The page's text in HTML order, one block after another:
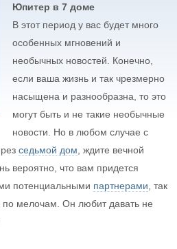
Юпитер в 7 доме
В этот период у вас будет много
особенных мгновений и
необычных новостей. Конечно,
если ваша жизнь и так чрезмерно
насыщена и разнообразна, то это
могут быть и не такие необычные
новости. Но в любом случае с
седьмой дом , ждите вечной
вероятно, что вам придется
потенциальными партнерами , так
по мелочам. Он любит давать не